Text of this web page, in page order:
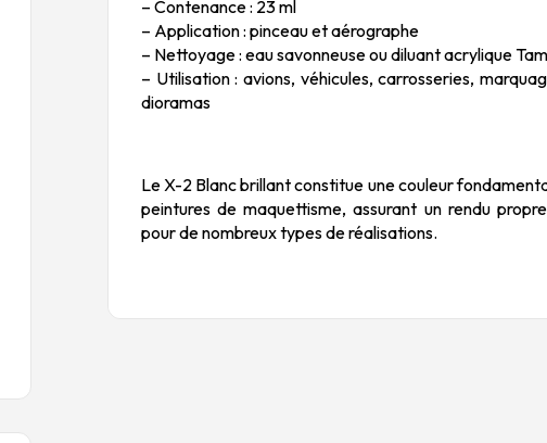
– Contenance : 23 ml
– Application : pinceau et aérographe
– Nettoyage : eau savonneuse ou diluant acrylique
– Utilisation : avions, véhicules, carrosseries,
dioramas
Le X-2 Blanc brillant constitue une couleur
peintures de maquettisme, assurant un rendu
pour de nombreux types de réalisations.